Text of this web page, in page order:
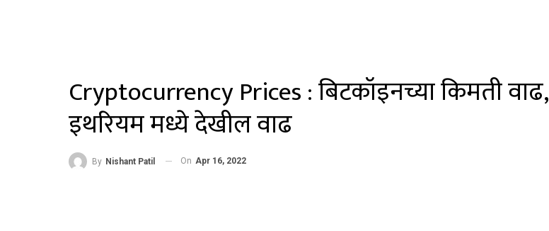
Cryptocurrency Prices : बिटकॉइनच्या किमती वाढ,
इथरियम मध्ये देखील वाढ
By Nishant Patil On Apr 16, 2022